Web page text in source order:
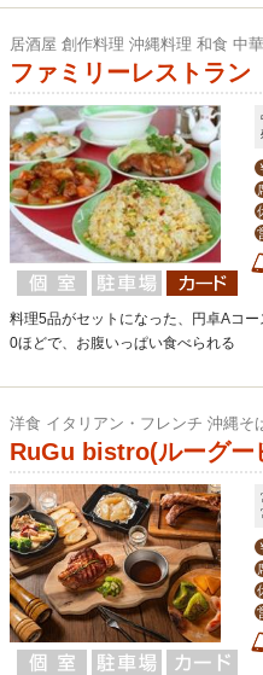
居酒屋 創作料理 沖縄料理 和食 中
ファミリーレストラ
料理5品がセットになった、円卓Aコ
0ほどで、お腹いっぱい食べられる
洋食 イタリアン・フレンチ 沖縄そ
RuGu bistro(ルーグー